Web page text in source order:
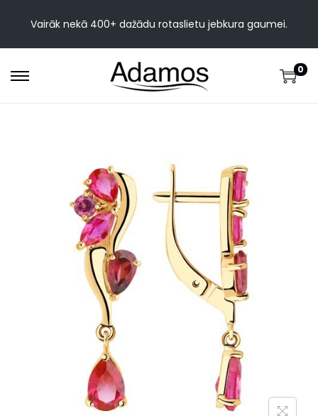
Vairāk nekā 400+ dažādu rotaslietu jebkura gaumei.
0